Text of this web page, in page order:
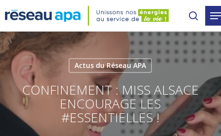
to
main
content
Actus du Réseau APA
CONFINEMENT : MISS ALSACE
ENCOURAGE LES
#ESSENTIELLES !